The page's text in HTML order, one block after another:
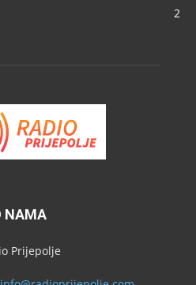
2
NAMA
Prijepolje